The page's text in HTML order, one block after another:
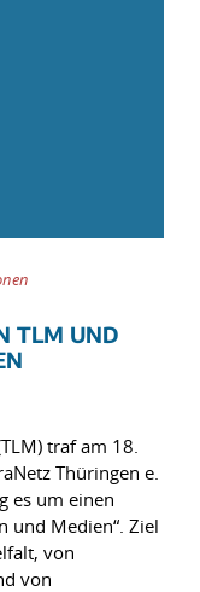
TLM UND
traf am 18.
Thüringen e.
es um einen
und Medien“. Ziel
von
von